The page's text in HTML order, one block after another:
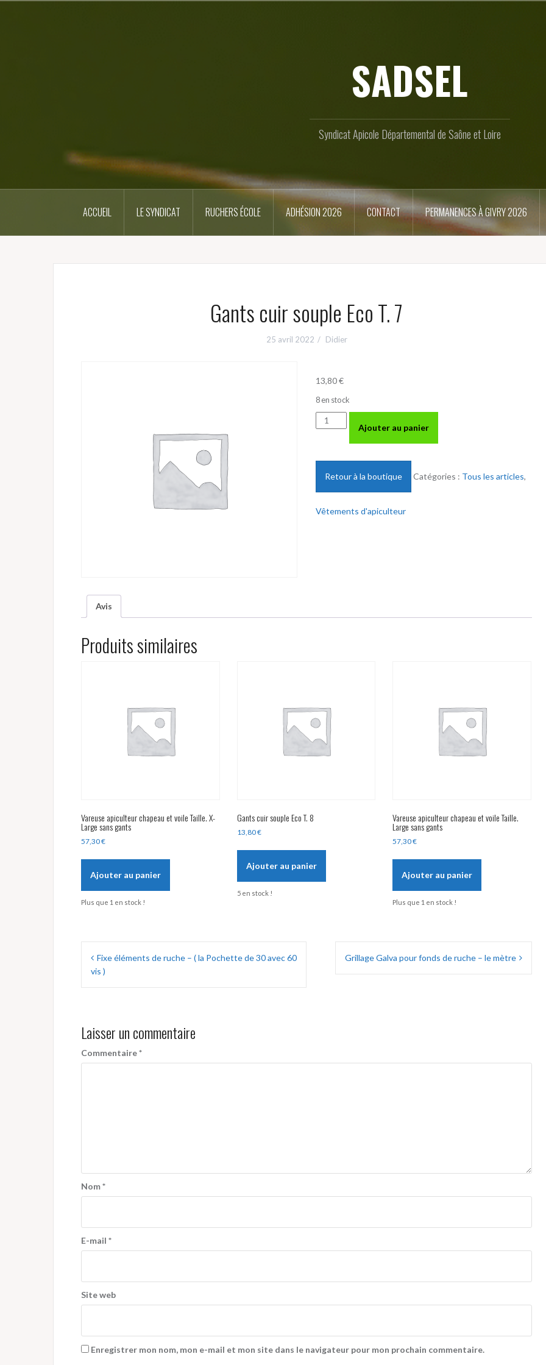
SADSEL
Syndicat Apicole Départemental de Saône et Loire
ACCUEIL LE SYNDICAT RUCHERS ÉCOLE ADHÉSION 2026 CONTACT PERMANENCES À GIVRY 2026
Gants cuir souple Eco T. 7
25 avril 2022 Didier
13,80€
8 en stock
quantité
de
souple
7
Ajouter au panier
Retour à la boutique Catégories : Tous les articles,
Vêtements d'apiculteur
Avis
Produits similaires
Vareuse apiculteur chapeau et voile Taille. X-
Large sans gants
57,30€
Ajouter au panier
Plus que 1 en stock !
Gants cuir souple Eco T. 8
13,80€
Ajouter au panier
5 en stock !
Vareuse apiculteur chapeau et voile Taille.
Large sans gants
57,30€
Ajouter au panier
Plus que 1 en stock !
Navigation
deFixe éléments de ruche – ( la Pochette de 30 avec 60
vis )
Grillage Galva pour fonds de ruche – le mètre
Laisser un commentaire
Commentaire*
Nom*
E-mail *
Site web
Enregistrer mon nom, mon e-mail et mon site dans le navigateur pour mon prochain commentaire.